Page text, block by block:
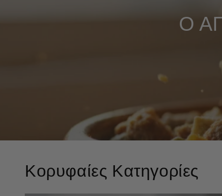
Ο
Κορυφαίες Κατηγορίες